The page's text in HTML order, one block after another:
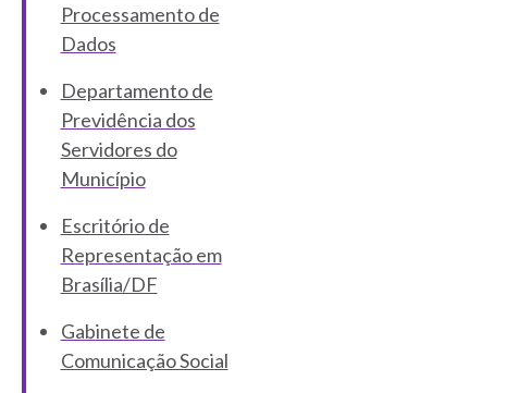
Processamento de
Dados
Departamento de
Previdência dos
Servidores do
Município
Escritório de
Representação em
Brasília/DF
Gabinete de
Comunicação Social